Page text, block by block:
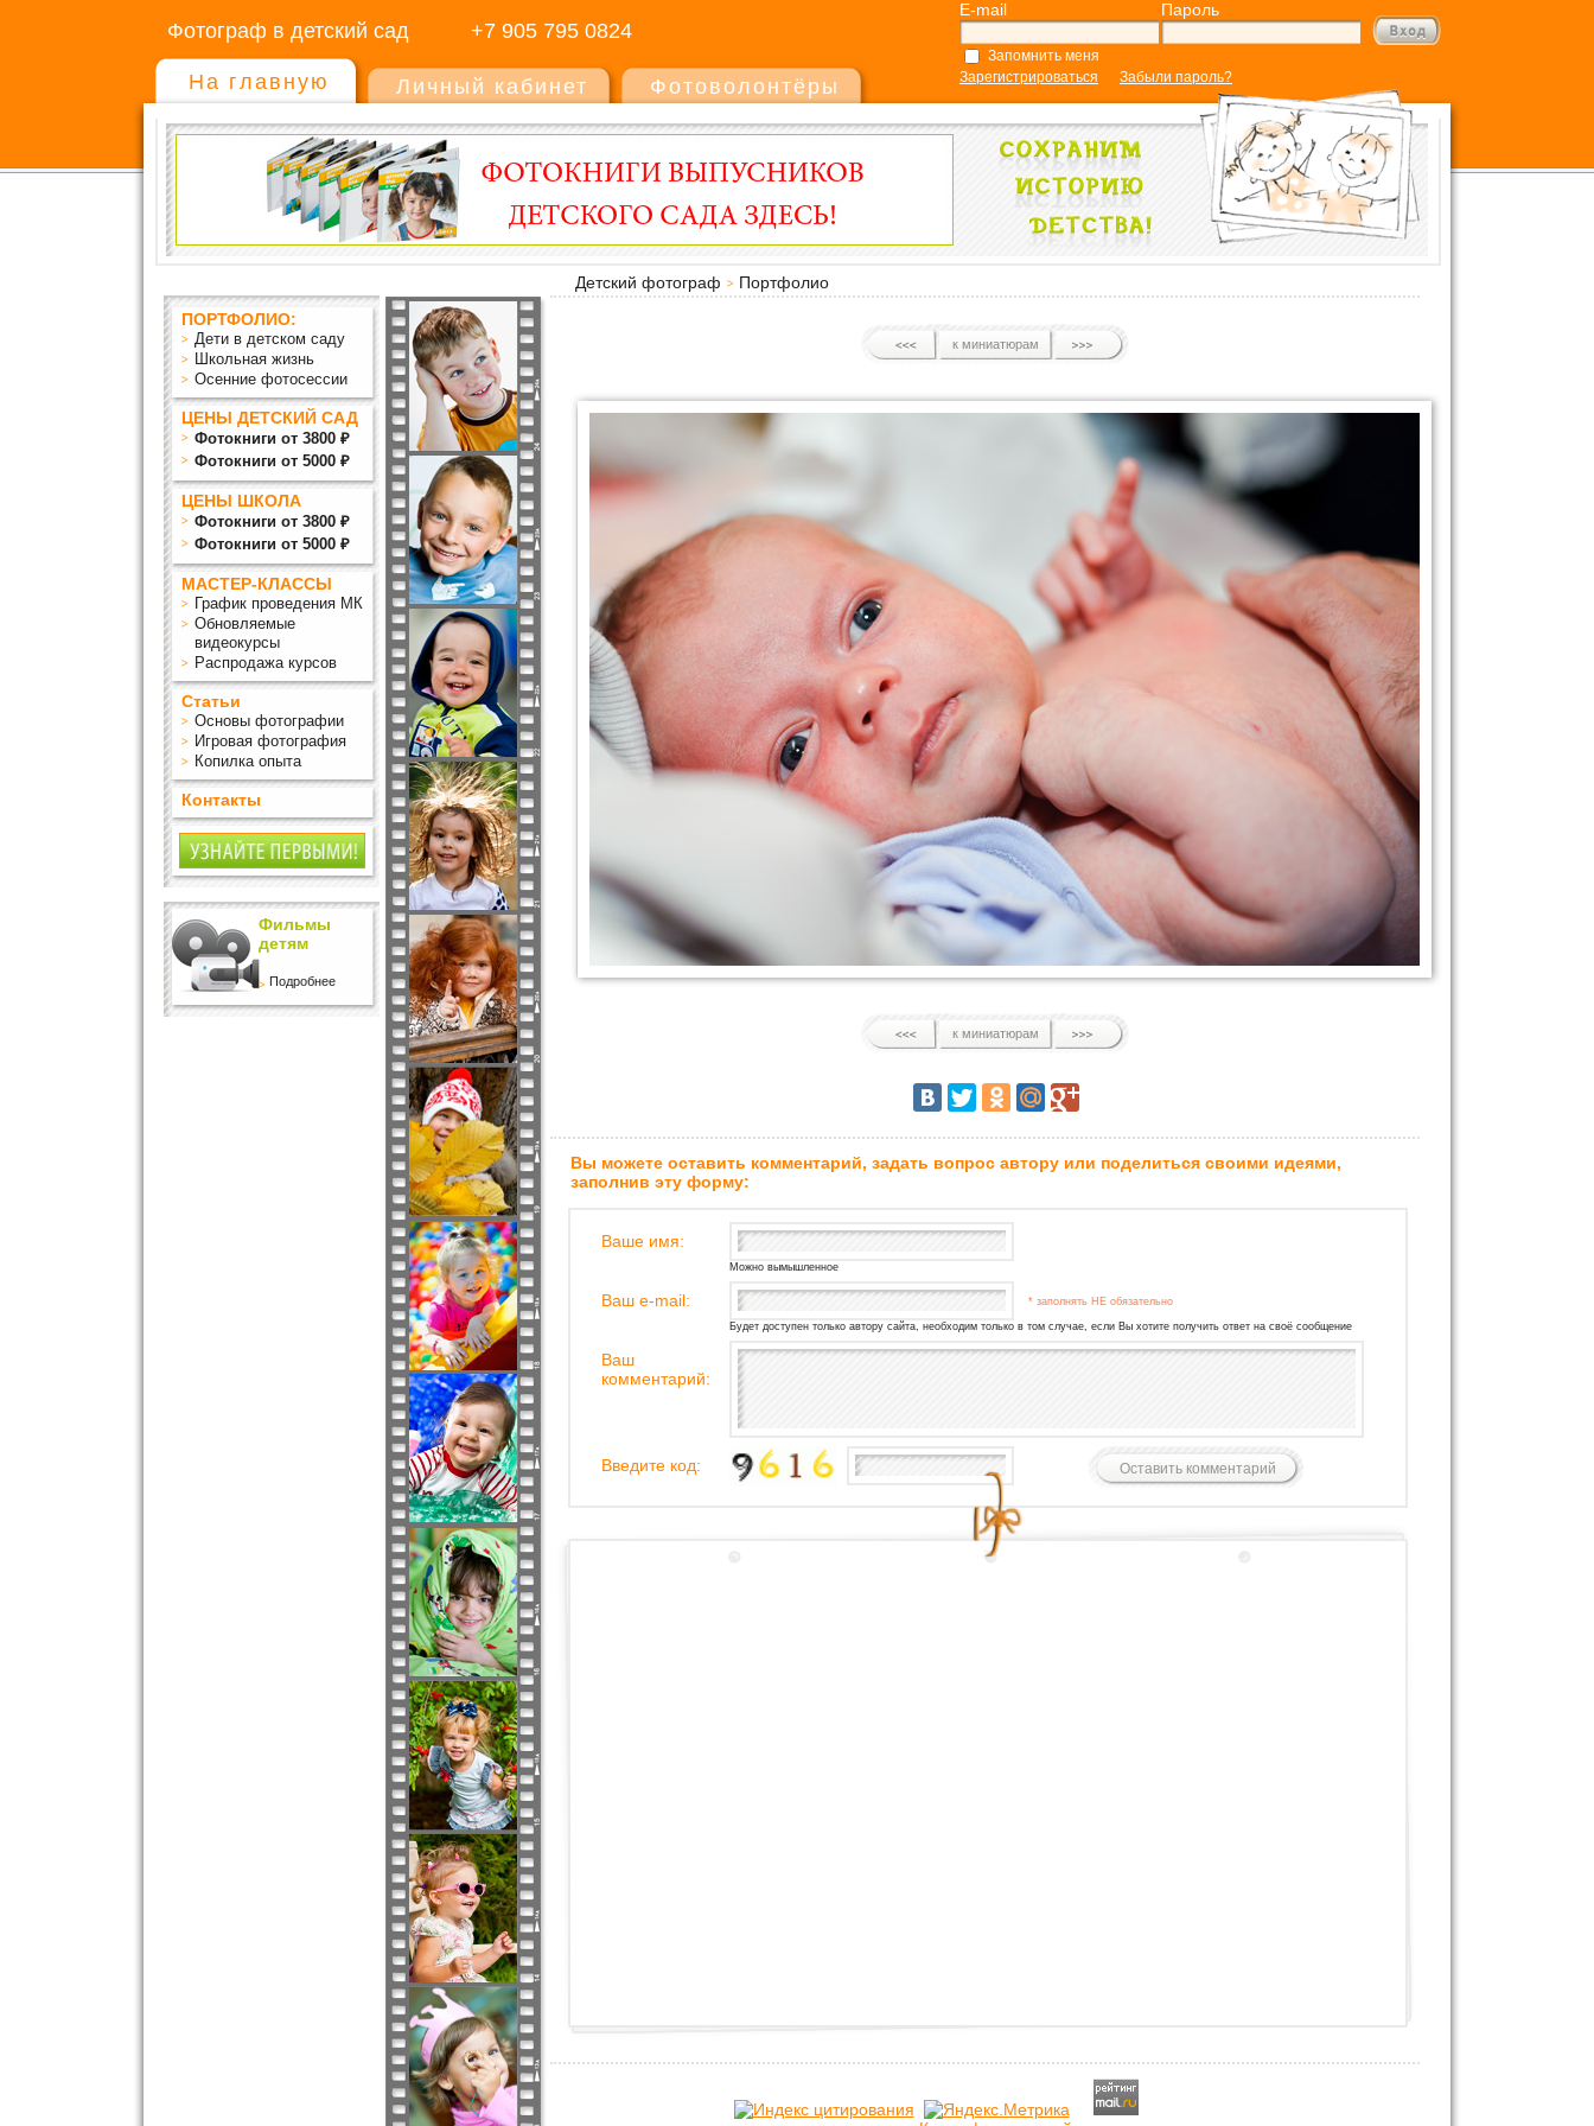
Фотограф в детский сад +7 905 795 0824
E-mail Пароль
Запомнить меня
Зарегистрироваться
Забыли пароль?
На главную Личный кабинет Фотоволонтёры
Детский фотограф
Портфолио
ПОРТФОЛИО:
Дети в детском саду
Школьная жизнь
Осенние фотосессии
ЦЕНЫ ДЕТСКИЙ САД
Фотокниги от 3800 ₽
Фотокниги от 5000 ₽
ЦЕНЫ ШКОЛА
Фотокниги от 3800 ₽
Фотокниги от 5000 ₽
МАСТЕР-КЛАССЫ
График проведения МК
Обновляемые
видеокурсы
Распродажа курсов
Статьи
Основы фотографии
Игровая фотография
Копилка опыта
Контакты
Фильмы
детям
Подробнее
к миниатюрам
к миниатюрам
Вы можете оставить комментарий, задать вопрос автору или поделиться своими идеями,
заполнив эту форму:
Ваше имя:
Можно вымышленное
Ваш e-mail: * заполнять НЕ обязательно
Будет доступен только автору сайта, необходим только в том случае, если Вы хотите получить ответ на своё сообщение
Ваш
комментарий:
Введите код: